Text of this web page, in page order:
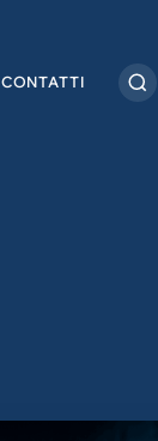
CONTATTI